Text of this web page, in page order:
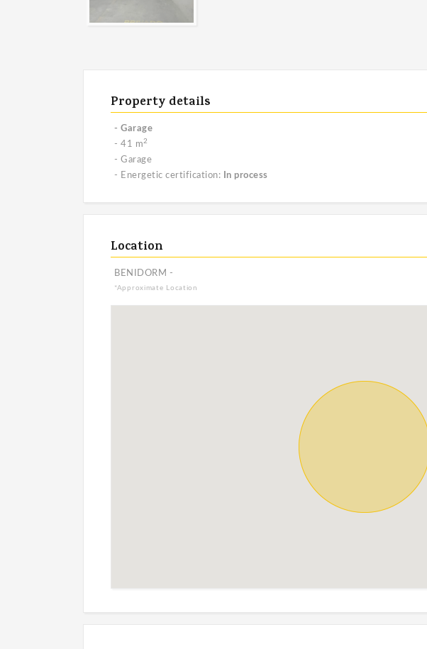
Property details
- Garage
- 41 m2
- Garage
- Energetic certification:
In process
Location
BENIDORM -
*Approximate Location